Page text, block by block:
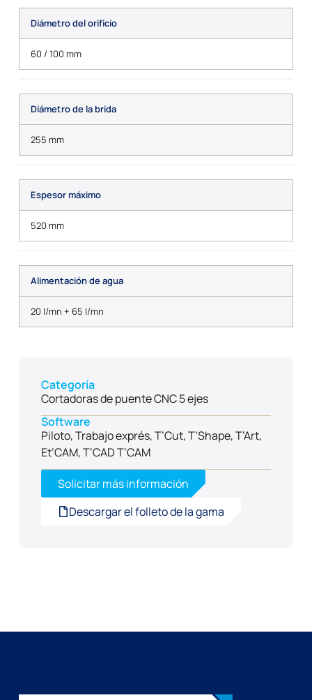
Diámetro del orificio
60 / 100 mm
Diámetro de la brida
255 mm
Espesor máximo
520 mm
Alimentación de agua
20 l/mn + 65 l/mn
Categoría
Cortadoras de puente CNC 5 ejes
Software
Piloto, Trabajo exprés, T’Cut, T’Shape, T’Art,
Et’CAM, T’CAD T’CAM
Solicitar más información
Descargar el folleto de la gama